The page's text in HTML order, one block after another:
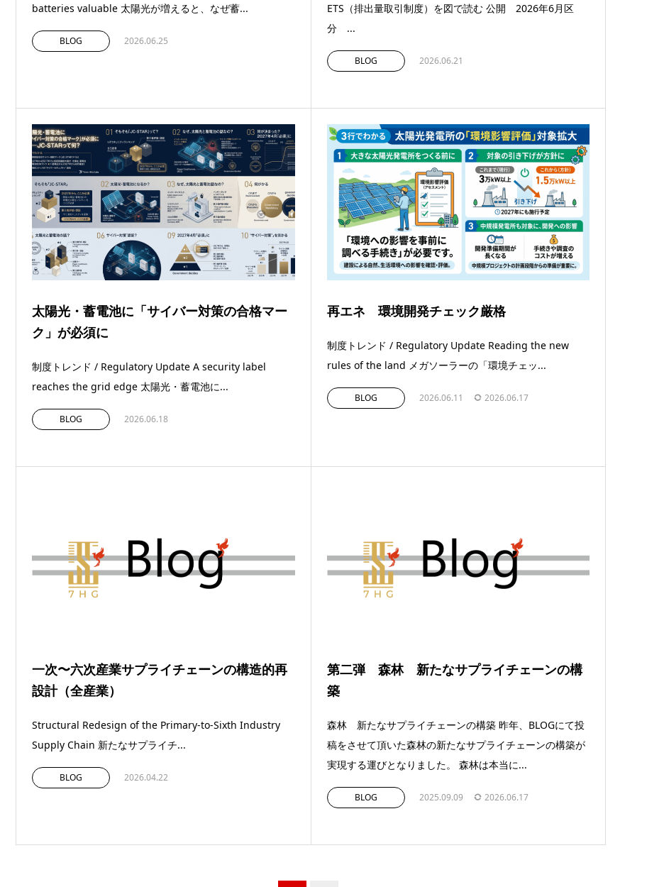
batteries valuable 太陽光が増えると、なぜ蓄...
BLOG 2026.06.25
ETS（排出量取引制度）を図で読む 公開 2026年6月区
分 ...
BLOG 2026.06.21
太陽光・蓄電池に「サイバー対策の合格マー
ク」が必須に
制度トレンド / Regulatory Update A security label
reaches the grid edge 太陽光・蓄電池に...
BLOG 2026.06.18
再エネ 環境開発チェック厳格
制度トレンド / Regulatory Update Reading the new
rules of the land メガソーラーの「環境チェッ...
BLOG 2026.06.11 2026.06.17
一次〜六次産業サプライチェーンの構造的再
設計（全産業）
Structural Redesign of the Primary-to-Sixth Industry
Supply Chain 新たなサプライチ...
BLOG 2026.04.22
第二弾 森林 新たなサプライチェーンの構
築
森林 新たなサプライチェーンの構築 昨年、BLOGにて投
稿をさせて頂いた森林の新たなサプライチェーンの構築が
実現する運びとなりました。 森林は本当に...
BLOG 2025.09.09 2026.06.17